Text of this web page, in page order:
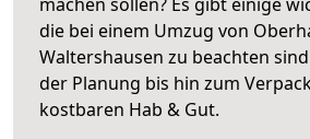
die bei einem Umzug von
Waltershausen zu beachten
der Planung bis hin zum
kostbaren Hab & Gut.